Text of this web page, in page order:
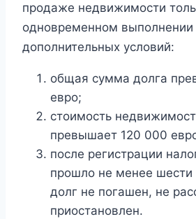
продаже недвижимости
одновременном выполнении
дополнительных условий:
общая сумма долга
евро;
стоимость
превышает 120 000
после регистрации
прошло не менее шести
долг не погашен, не
приостановлен.